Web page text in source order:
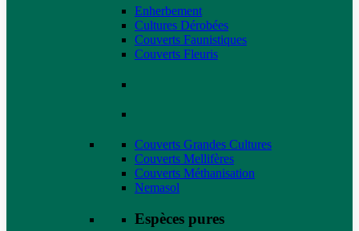
Enherbement
Cultures Dérobées
Couverts Faunistiques
Couverts Fleuris
Couverts Grandes Cultures
Couverts Mellifères
Couverts Méthanisation
Nemasol
Espèces pures